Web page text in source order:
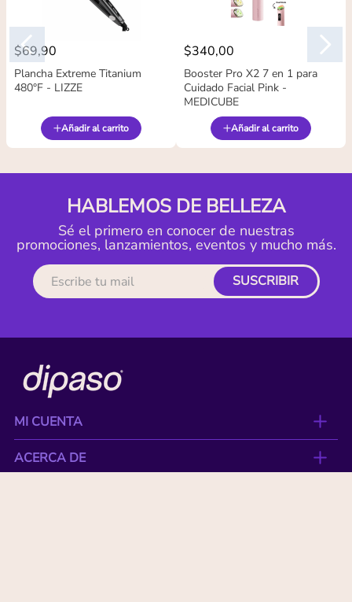
$69,90
Plancha Extreme Titanium
480°F - LIZZE
Añadir al carrito
$340,00
Booster Pro X2 7 en 1 para
Cuidado Facial Pink -
MEDICUBE
Añadir al carrito
HABLEMOS DE BELLEZA
Sé el primero en conocer de nuestras
promociones, lanzamientos, eventos y mucho más.
SUSCRIBIR
MI CUENTA
ACERCA DE